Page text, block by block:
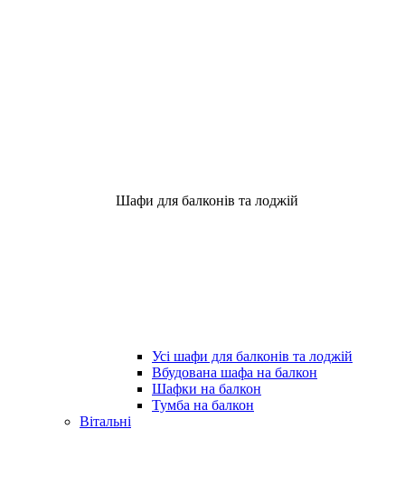
Шафи для балконів та лоджій
Усі шафи для балконів та лоджій
Вбудована шафа на балкон
Шафки на балкон
Тумба на балкон
Вітальні